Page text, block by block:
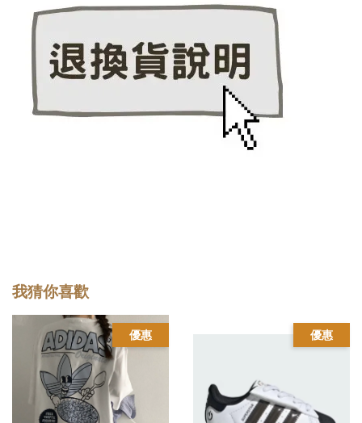
我猜你喜歡
優惠 優惠